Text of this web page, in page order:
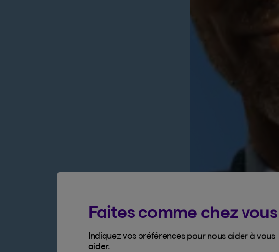
Faites comme chez vous
Indiquez vos préférences pour nous aider à vous
aider.